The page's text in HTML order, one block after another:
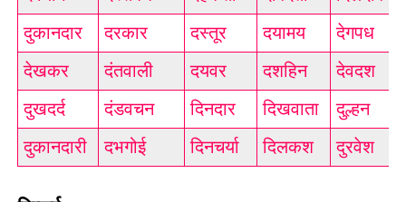
दुकानदार
दरकार दस्तूर दयामय
देगपध
देखकर
दंतवाली दयवर दशहिन
देवदश
दुखदर्द
दंडवचन दिनदार दिखवाता
दुल्हन
दुकानदारी
दभगोई दिनचर्या दिलकश दुरवेश